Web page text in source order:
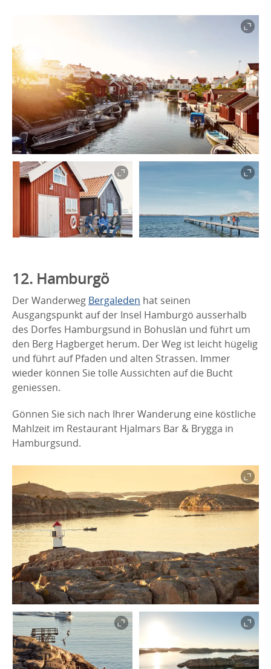
12. Hamburgö
Der Wanderweg Bergaleden hat seinen
Ausgangspunkt auf der Insel Hamburgö ausserhalb
des Dorfes Hamburgsund in Bohuslän und führt um
den Berg Hagberget herum. Der Weg ist leicht hügelig
und führt auf Pfaden und alten Strassen. Immer
wieder können Sie tolle Aussichten auf die Bucht
geniessen.
Gönnen Sie sich nach Ihrer Wanderung eine köstliche
Mahlzeit im Restaurant Hjalmars Bar & Brygga in
Hamburgsund.